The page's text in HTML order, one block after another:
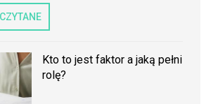
Kto to jest faktor a jaką pełni
rolę?